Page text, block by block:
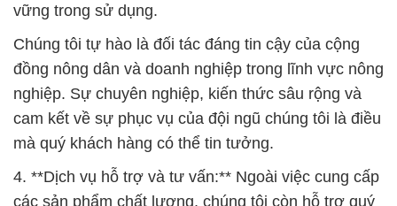
vững trong sử dụng.
Chúng tôi tự hào là đối tác đáng tin cậy của cộng
đồng nông dân và doanh nghiệp trong lĩnh vực nông
nghiệp. Sự chuyên nghiệp, kiến thức sâu rộng và
cam kết về sự phục vụ của đội ngũ chúng tôi là điều
mà quý khách hàng có thể tin tưởng.
4. **Dịch vụ hỗ trợ và tư vấn:** Ngoài việc cung cấp
các sản phẩm chất lượng, chúng tôi còn hỗ trợ quý